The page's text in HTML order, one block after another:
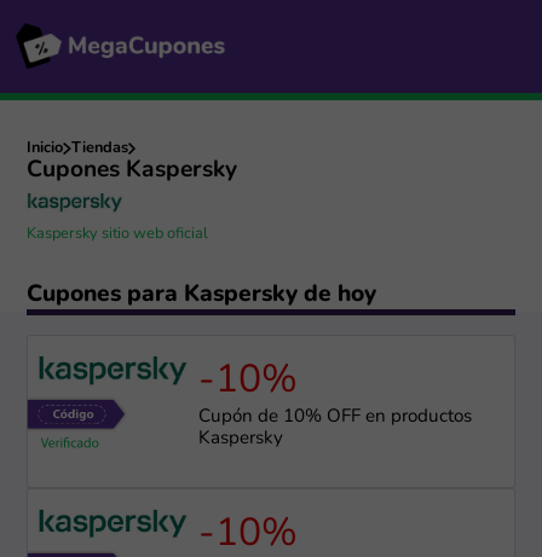
Inicio Tiendas
Cupones Kaspersky
Kaspersky sitio web oficial
Cupones para Kaspersky de hoy
-10%
Cupón de 10% OFF en productos
Kaspersky
-10%